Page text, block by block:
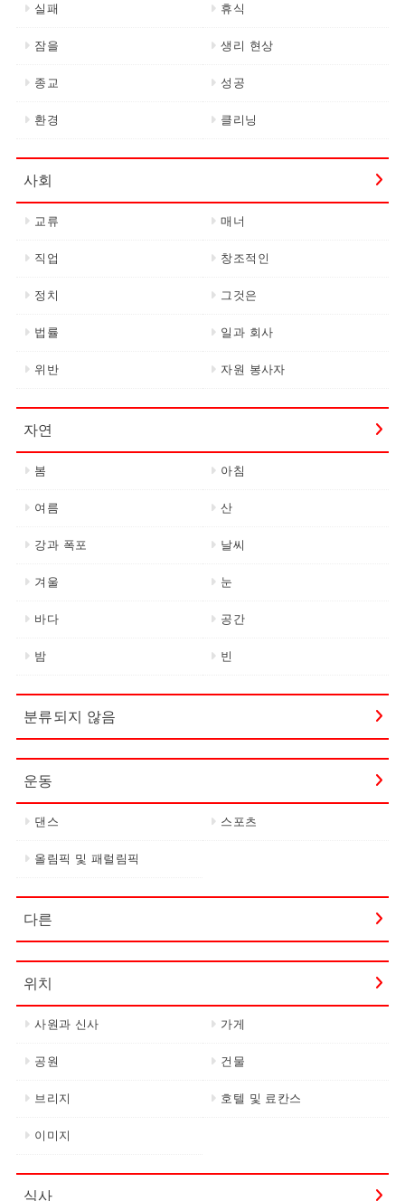
실패 휴식
잠을 생리 현상
종교 성공
환경 클리닝
사회
교류 매너
직업 창조적인
정치 그것은
법률 일과 회사
위반 자원 봉사자
자연
봄 아침
여름 산
강과 폭포 날씨
겨울 눈
바다 공간
밤 빈
분류되지 않음
운동
댄스 스포츠
올림픽 및 패럴림픽
다른
위치
사원과 신사 가게
공원 건물
브리지 호텔 및 료칸스
이미지
식사